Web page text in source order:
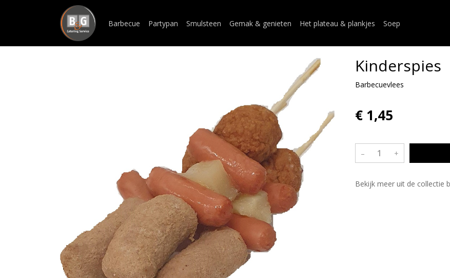
Barbecue Partypan Smulsteen Gemak & genieten Het plateau & plankjes Soep
Kinderspies
Barbecuevlees
€ 1,45
– +
Bekijk meer uit de collectie